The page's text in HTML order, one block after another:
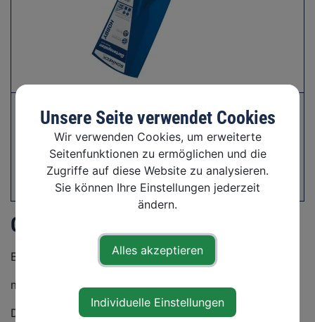
Gartenspaten
Blatt: 280 x 180 mm,
mit Stiel aus bester Buche 850mm.
Dieser handliche Gartenspaten mit starkem
Unsere Seite verwendet Cookies
Wir verwenden Cookies, um erweiterte
Seitenfunktionen zu ermöglichen und die
Zugriffe auf diese Website zu analysieren.
Sie können Ihre Einstellungen jederzeit
ändern.
Alles akzeptieren
Individuelle Einstellungen